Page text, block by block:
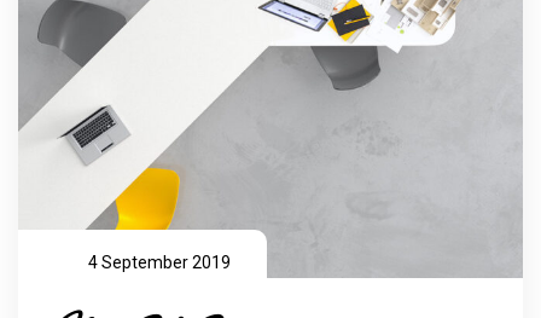
4 September 2019